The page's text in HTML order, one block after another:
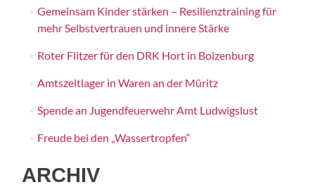
Gemeinsam Kinder stärken – Resilienztraining für
mehr Selbstvertrauen und innere Stärke
Roter Flitzer für den DRK Hort in Boizenburg
Amtszeltlager in Waren an der Müritz
Spende an Jugendfeuerwehr Amt Ludwigslust
Freude bei den „Wassertropfen“
ARCHIV